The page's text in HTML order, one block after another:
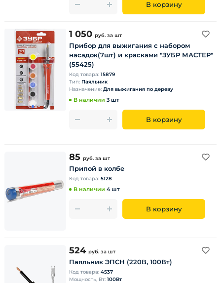
В корзину
1 050 руб. за шт
Прибор для выжигания с набором
насадок(7шт) и красками "ЗУБР МАСТЕР"
(55425)
Код товара: 15879
Тип: Паяльник
Назначение: Для выжигания по дереву
В наличии 3 шт
В корзину
85 руб. за шт
Припой в колбе
Код товара: 5128
В наличии 4 шт
В корзину
524 руб. за шт
Паяльник ЭПСН (220В, 100Вт)
Код товара: 4537
Мощность, Вт: 100Вт